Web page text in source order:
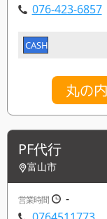
076-423-6857
CASH
丸の
PF代行
富山市
営業時間
-